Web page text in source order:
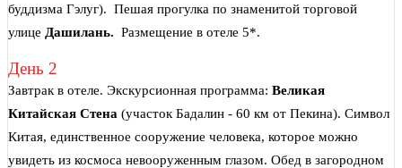
буддизма Гэлуг). Пешая прогулка по знаменитой торговой
улице Дашилань. Размещение в отеле 5*.
День 2
Завтрак в отеле. Экскурсионная программа: Великая
Китайская Стена (участок Бадалин - 60 км от Пекина). Символ
Китая, единственное сооружение человека, которое можно
увидеть из космоса невооруженным глазом. Обед в загородном